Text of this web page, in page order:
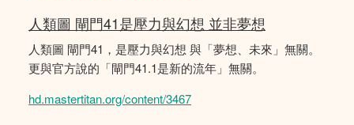
人類圖 閘門41是壓力與幻想 並非夢想
人類圖 閘門41，是壓力與幻想 與「夢想、未來」無關。
更與官方說的「閘門41.1是新的流年」無關。
hd.mastertitan.org/content/3467